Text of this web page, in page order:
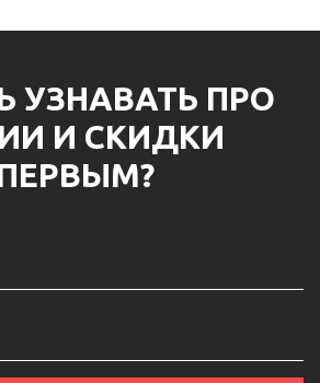
УЗНАВАТЬ ПРО
И СКИДКИ